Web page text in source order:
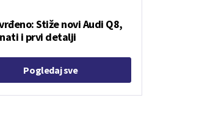
Stiže novi Audi Q8,
i prvi detalji
Pogledaj sve